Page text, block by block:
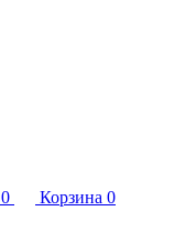
0 Корзина 0